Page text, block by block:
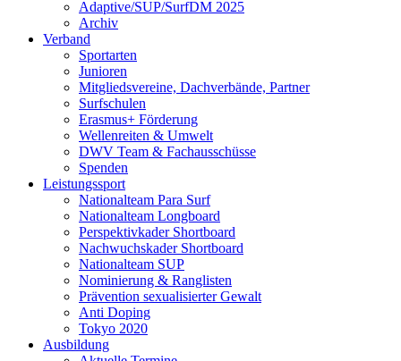
Adaptive/SUP/SurfDM 2025
Archiv
Verband
Sportarten
Junioren
Mitgliedsvereine, Dachverbände, Partner
Surfschulen
Erasmus+ Förderung
Wellenreiten & Umwelt
DWV Team & Fachausschüsse
Spenden
Leistungssport
Nationalteam Para Surf
Nationalteam Longboard
Perspektivkader Shortboard
Nachwuchskader Shortboard
Nationalteam SUP
Nominierung & Ranglisten
Prävention sexualisierter Gewalt
Anti Doping
Tokyo 2020
Ausbildung